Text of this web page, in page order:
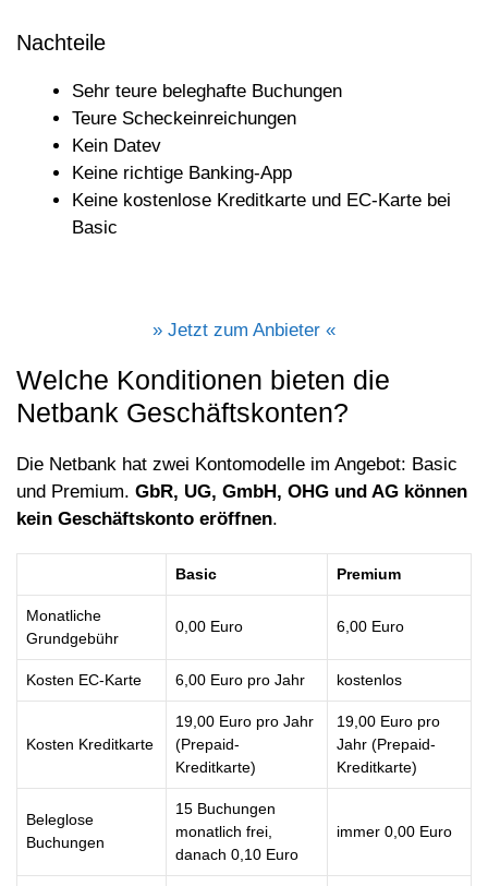
Nachteile
Sehr teure beleghafte Buchungen
Teure Scheckeinreichungen
Kein Datev
Keine richtige Banking-App
Keine kostenlose Kreditkarte und EC-Karte bei
Basic
» Jetzt zum Anbieter «
Welche Konditionen bieten die
Netbank Geschäftskonten?
Die Netbank hat zwei Kontomodelle im Angebot: Basic
und Premium. GbR, UG, GmbH, OHG und AG können
kein Geschäftskonto eröffnen.
Basic Premium
Monatliche
Grundgebühr
0,00 Euro 6,00 Euro
Kosten EC-Karte 6,00 Euro pro Jahr kostenlos
Kosten Kreditkarte
19,00 Euro pro Jahr
(Prepaid-
Kreditkarte)
19,00 Euro pro
Jahr (Prepaid-
Kreditkarte)
Beleglose
Buchungen
15 Buchungen
monatlich frei,
danach 0,10 Euro
immer 0,00 Euro